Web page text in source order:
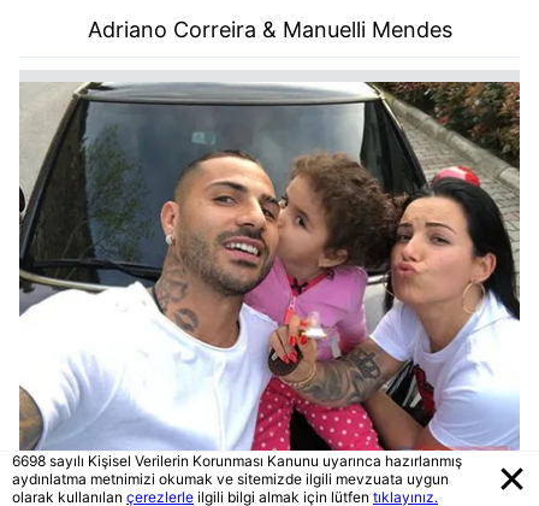
Adriano Correira & Manuelli Mendes
6698 sayılı Kişisel Verilerin Korunması Kanunu uyarınca hazırlanmış
aydınlatma metnimizi okumak ve sitemizde ilgili mevzuata uygun
olarak kullanılan çerezlerle ilgili bilgi almak için lütfen tıklayınız.